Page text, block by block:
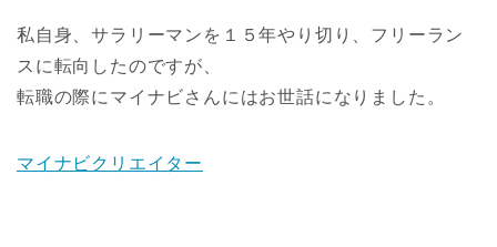
私自身、サラリーマンを１５年やり切り、フリーラン
スに転向したのですが、
転職の際にマイナビさんにはお世話になりました。
マイナビクリエイター